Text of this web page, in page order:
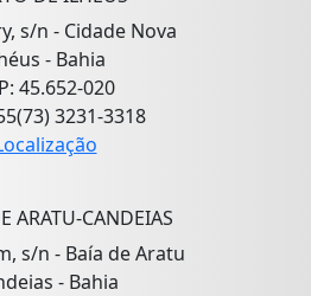
s/n - Cidade Nova
- Bahia
45.652-020
3231-3318
ARATU-CANDEIAS
s/n - Baía de Aratu
- Bahia